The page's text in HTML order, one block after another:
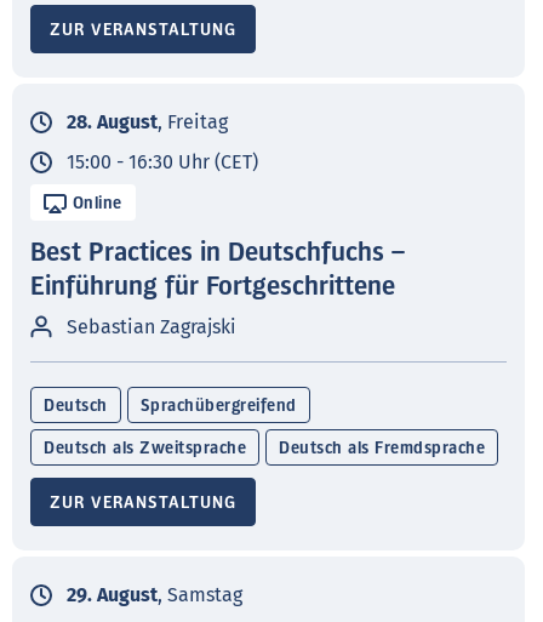
ZUR VERANSTALTUNG
28. August, Freitag
15:00 - 16:30 Uhr (CET)
Online
Best Practices in Deutschfuchs –
Einführung für Fortgeschrittene
Sebastian Zagrajski
Deutsch Sprachübergreifend
Deutsch als Zweitsprache Deutsch als Fremdsprache
ZUR VERANSTALTUNG
29. August, Samstag